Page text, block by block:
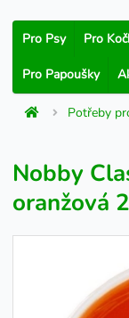
Pro Psy Pro
Pro Papoušky
Potřeby
Nobby
oranžová